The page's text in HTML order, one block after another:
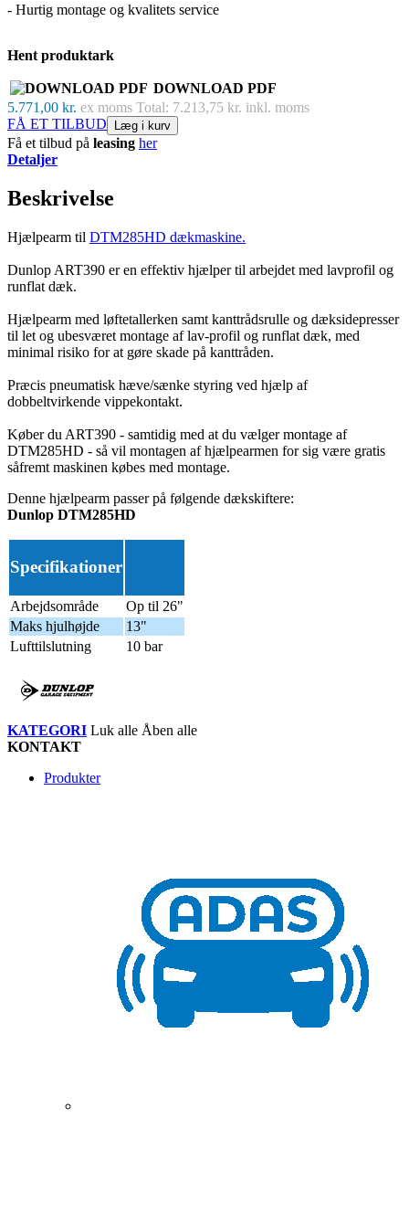
- Hurtig montage og kvalitets service
Hent produktark
DOWNLOAD PDF
5.771,00 kr. ex moms Total: 7.213,75 kr. inkl. moms
FÅ ET TILBUD
Læg i kurv
Få et tilbud på leasing her
Detaljer
Beskrivelse
Hjælpearm til DTM285HD dækmaskine.
Dunlop ART390 er en effektiv hjælper til arbejdet med lavprofil og
runflat dæk.
Hjælpearm med løftetallerken samt kanttrådsrulle og dæksidepresser
til let og ubesværet montage af lav-profil og runflat dæk, med
minimal risiko for at gøre skade på kanttråden.
Præcis pneumatisk hæve/sænke styring ved hjælp af
dobbeltvirkende vippekontakt.
Køber du ART390 - samtidig med at du vælger montage af
DTM285HD - så vil montagen af hjælpearmen for sig være gratis
såfremt maskinen købes med montage.
Denne hjælpearm passer på følgende dækskiftere:
Dunlop DTM285HD
Specifikationer
Arbejdsområde
Op til 26"
Maks hjulhøjde
13"
Lufttilslutning
10 bar
KATEGORI Luk alle Åben alle
KONTAKT
Produkter